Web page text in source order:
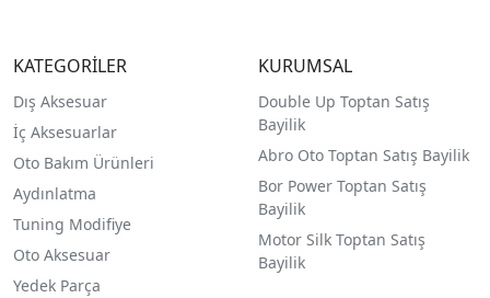
KATEGORİLER
Dış Aksesuar
İç Aksesuarlar
Oto Bakım Ürünleri
Aydınlatma
Tuning Modifiye
Oto Aksesuar
Yedek Parça
KURUMSAL
Double Up Toptan Satış
Bayilik
Abro Oto Toptan Satış Bayilik
Bor Power Toptan Satış
Bayilik
Motor Silk Toptan Satış
Bayilik